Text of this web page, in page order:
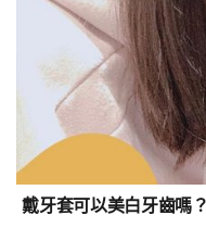
戴牙套可以美白牙齒嗎